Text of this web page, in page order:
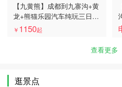
【九黄熊】成都到九寨沟+黄
龙+熊猫乐园汽车纯玩三日
游、九寨沟三日旅游多少
钱、九寨沟旅游线路报价
￥ 1150起
查看更多
逛景点